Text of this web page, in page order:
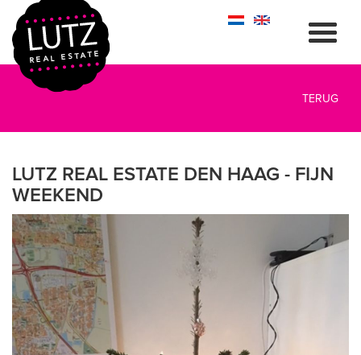
TERUG
LUTZ REAL ESTATE DEN HAAG - FIJN
WEEKEND